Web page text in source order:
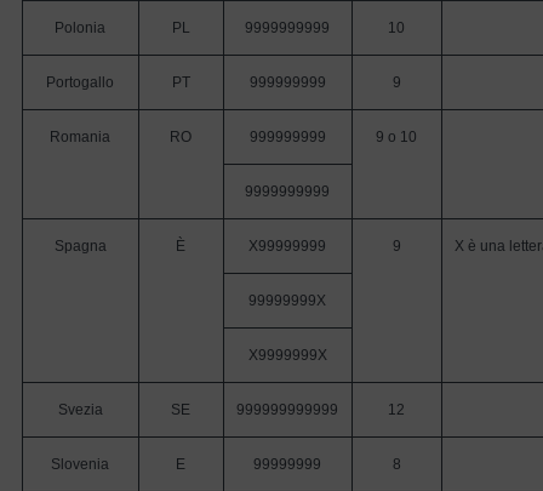
Polonia PL 9999999999 10
Portogallo PT 999999999 9
Romania RO 999999999 9 o 10
9999999999
Spagna È X99999999 9 X è una
99999999X
X9999999X
Svezia SE 999999999999 12
Slovenia E 99999999 8